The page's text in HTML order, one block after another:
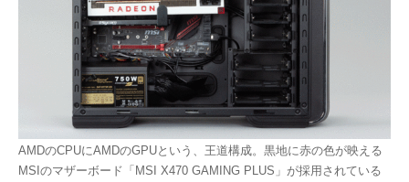
AMDのCPUにAMDのGPUという、王道構成。黒地に赤の色が映える
MSIのマザーボード「MSI X470 GAMING PLUS」が採用されている